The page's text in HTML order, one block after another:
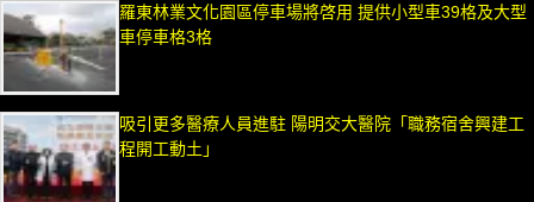
羅東林業文化園區停車場將啓用 提供小型車39格及大型
車停車格3格
吸引更多醫療人員進駐 陽明交大醫院「職務宿舍興建工
程開工動土」